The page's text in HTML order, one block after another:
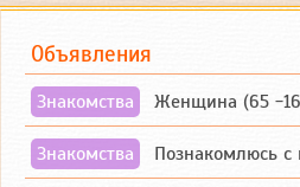
Объявления
Знакомства Женщина (65 -162-63) желает
Знакомства Познакомлюсь с мужчиной любящим